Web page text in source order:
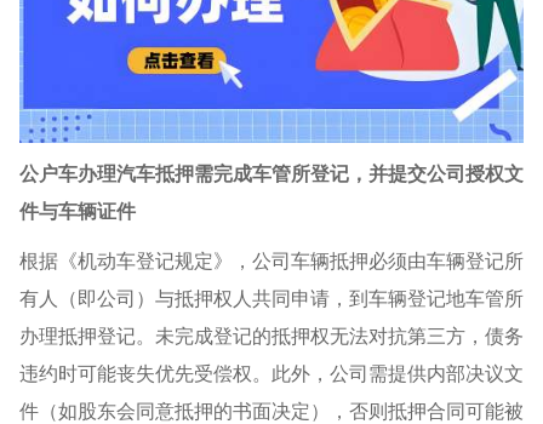
公户车办理汽车抵押需完成车管所登记，并提交公司授权文
件与车辆证件
根据《机动车登记规定》，公司车辆抵押必须由车辆登记所
有人（即公司）与抵押权人共同申请，到车辆登记地车管所
办理抵押登记。未完成登记的抵押权无法对抗第三方，债务
违约时可能丧失优先受偿权。此外，公司需提供内部决议文
件（如股东会同意抵押的书面决定），否则抵押合同可能被